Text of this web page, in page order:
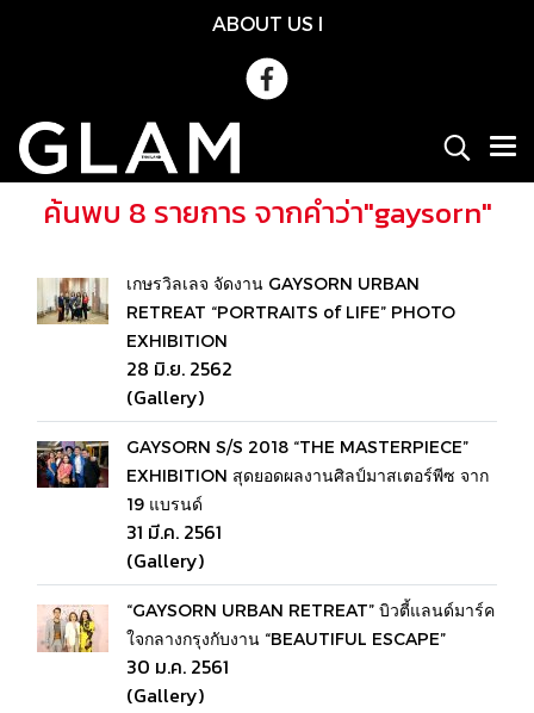
ABOUT US l
ค้นพบ 8 รายการ จากคำว่า"gaysorn"
เกษรวิลเลจ จัดงาน GAYSORN URBAN
RETREAT “PORTRAITS of LIFE” PHOTO
EXHIBITION
28 มิ.ย. 2562
(Gallery)
GAYSORN S/S 2018 “THE MASTERPIECE”
EXHIBITION สุดยอดผลงานศิลป์มาสเตอร์พีซ จาก
19 แบรนด์
31 มี.ค. 2561
(Gallery)
“GAYSORN URBAN RETREAT” บิวตี้แลนด์มาร์ค
ใจกลางกรุงกับงาน “BEAUTIFUL ESCAPE”
30 ม.ค. 2561
(Gallery)